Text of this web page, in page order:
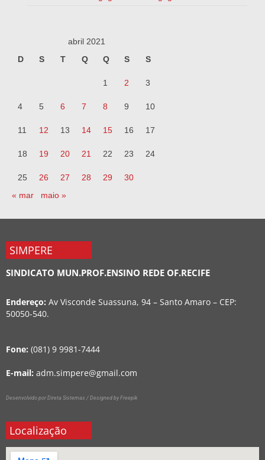
abril 2021
D
S T Q Q S S
1 2 3
4 5 6 7 8 9 10
11 12 13 14 15 16 17
18 19 20 21 22 23 24
25 26 27 28 29
30
« mar
maio »
SIMPERE
SINDICATO MUN.PROF.ENSINO REDE OF.RECIFE
Endereço: Av Visconde Suassuna, 94 – Santo Amaro – CEP:
50050-540.
Fone: (081) 9 9981-7444
E-mail: adm.simpere@gmail.com
Desenvolvido por Direta Sistemas / Designed by Freepik
Localização